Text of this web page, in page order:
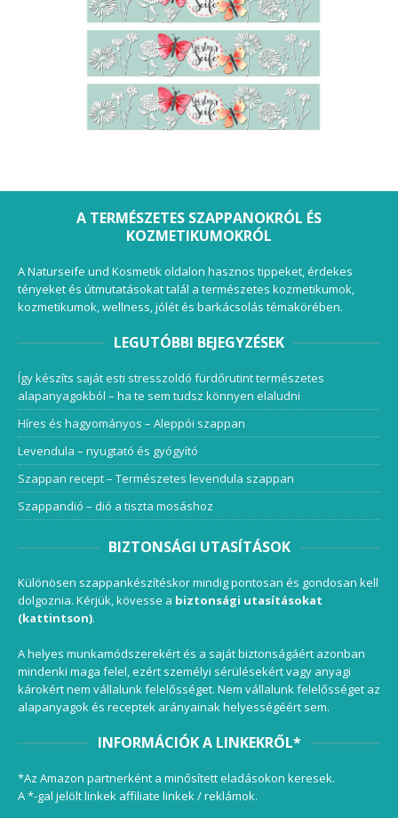
A TERMÉSZETES SZAPPANOKRÓL ÉS
KOZMETIKUMOKRÓL
A Naturseife und Kosmetik oldalon hasznos tippeket, érdekes
tényeket és útmutatásokat talál a természetes kozmetikumok,
kozmetikumok, wellness, jólét és barkácsolás témakörében.
LEGUTÓBBI BEJEGYZÉSEK
Így készíts saját esti stresszoldó fürdőrutint természetes
alapanyagokból – ha te sem tudsz könnyen elaludni
Híres és hagyományos – Aleppói szappan
Levendula – nyugtató és gyógyító
Szappan recept – Természetes levendula szappan
Szappandió – dió a tiszta mosáshoz
BIZTONSÁGI UTASÍTÁSOK
Különösen szappankészítéskor mindig pontosan és gondosan kell
dolgoznia. Kérjük, kövesse a biztonsági utasításokat
(kattintson).
A helyes munkamódszerekért és a saját biztonságáért azonban
mindenki maga felel, ezért személyi sérülésekért vagy anyagi
károkért nem vállalunk felelősséget. Nem vállalunk felelősséget az
alapanyagok és receptek arányainak helyességéért sem.
INFORMÁCIÓK A LINKEKRŐL*
*Az Amazon partnerként a minősített eladásokon keresek.
A *-gal jelölt linkek affiliate linkek / reklámok.